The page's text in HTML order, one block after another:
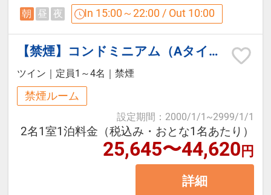
様までご宿泊いただけるのでグルー
プ旅行や、お祝いなどの記念日旅行
にもご利用いただけます。
お風呂は大浴場と同じ温泉なので24
時間、お好きな時間にご堪能下さ
【温泉大浴場】
※大浴場に露天風呂はございませ
コンドミニアム棟、それぞれのご滞
在スタイルに合わせたやすらぎの空
間をお過ごしいただけます。
施設は東棟（フロント、レストラン
等）・西棟（大浴場、ラウンジ
等）・コンドミニアム棟の3棟で 構
成されています。
東棟、西棟は連絡通路で内部接続し
ていますがコンドミニアム棟は内部
朝 昼 夜 In 15:00～22:00 / Out 10:00
【禁煙】コンドミニアム（Aタイプ）
ツイン 定員1～4名 禁煙
禁煙ルーム
設定期間 ： 2000/1/1 ~2999/1/1
2名1室1泊料金（税込み・おとな1名あたり）
25,645〜44,620円
詳細